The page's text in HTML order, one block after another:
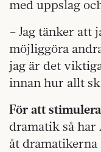
med uppslag
– Jag tänker att
möjliggöra
jag är det
innan hur allt
För att
dramatik så har
åt dramatikerna